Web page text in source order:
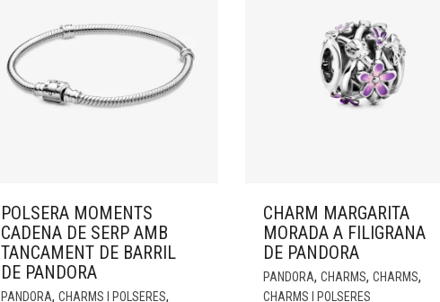
POLSERA MOMENTS
CADENA DE SERP AMB
TANCAMENT DE BARRIL
DE PANDORA
PANDORA, CHARMS I POLSERES,
CHARM MARGARITA
MORADA A FILIGRANA
DE PANDORA
PANDORA, CHARMS, CHARMS,
CHARMS I POLSERES